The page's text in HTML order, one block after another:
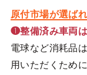
原付市場が選ば
❶整備済み車両
電球など消耗品
用いただくため